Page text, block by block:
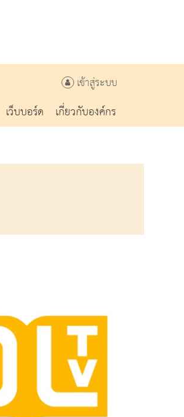
เข้าสู่ระบบ
เว็บบอร์ด
เกี่ยวกับองค์กร